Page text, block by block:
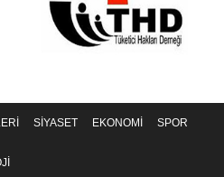
SİYASET EKONOMİ SPOR